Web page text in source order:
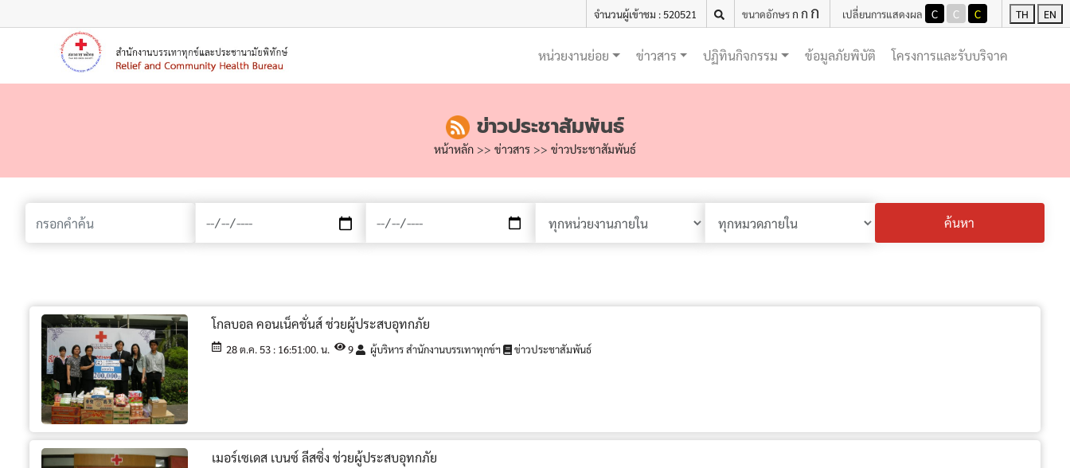
จำนวนผู้เข้าชม : 520521 ขนาดอักษรก ก ก เปลี่ยนการแสดงผล C C C TH EN
หน่วยงานย่อย ข่าวสาร ปฏิทินกิจกรรม ข้อมูลภัยพิบัติ (current)
โครงการและรับบริจาค
ข่าวประชาสัมพันธ์
หน้าหลัก >> ข่าวสาร >> ข่าวประชาสัมพันธ์
ค้นหา
โกลบอล คอนเน็คชั่นส์ ช่วยผู้ประสบอุทกภัย
28 ต.ค. 53 : 16:51:00. น. 9 ผู้บริหาร สำนักงานบรรเทาทุกข์ฯ ข่าวประชาสัมพันธ์
เมอร์เซเดส เบนซ์ ลีสซิ่ง ช่วยผู้ประสบอุทกภัย